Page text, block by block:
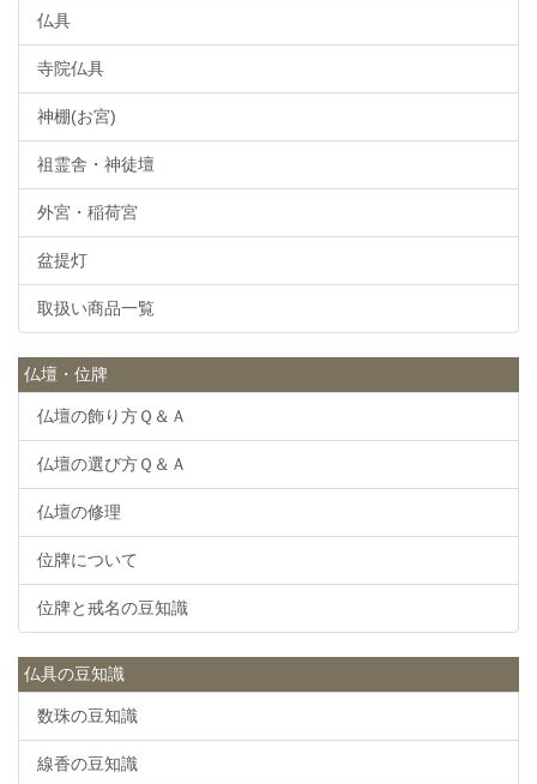
仏具
寺院仏具
神棚(お宮)
祖霊舎・神徒壇
外宮・稲荷宮
盆提灯
取扱い商品一覧
仏壇・位牌
仏壇の飾り方Ｑ＆Ａ
仏壇の選び方Ｑ＆Ａ
仏壇の修理
位牌について
位牌と戒名の豆知識
仏具の豆知識
数珠の豆知識
線香の豆知識